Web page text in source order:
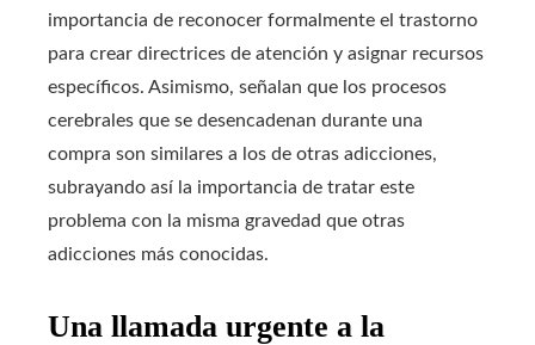
importancia de reconocer formalmente el trastorno
para crear directrices de atención y asignar recursos
específicos. Asimismo, señalan que los procesos
cerebrales que se desencadenan durante una
compra son similares a los de otras adicciones,
subrayando así la importancia de tratar este
problema con la misma gravedad que otras
adicciones más conocidas.
Una llamada urgente a la